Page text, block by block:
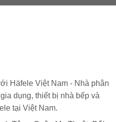
Häfele Việt Nam - Nhà phân
dụng, thiết bị nhà bếp và
tại Việt Nam.